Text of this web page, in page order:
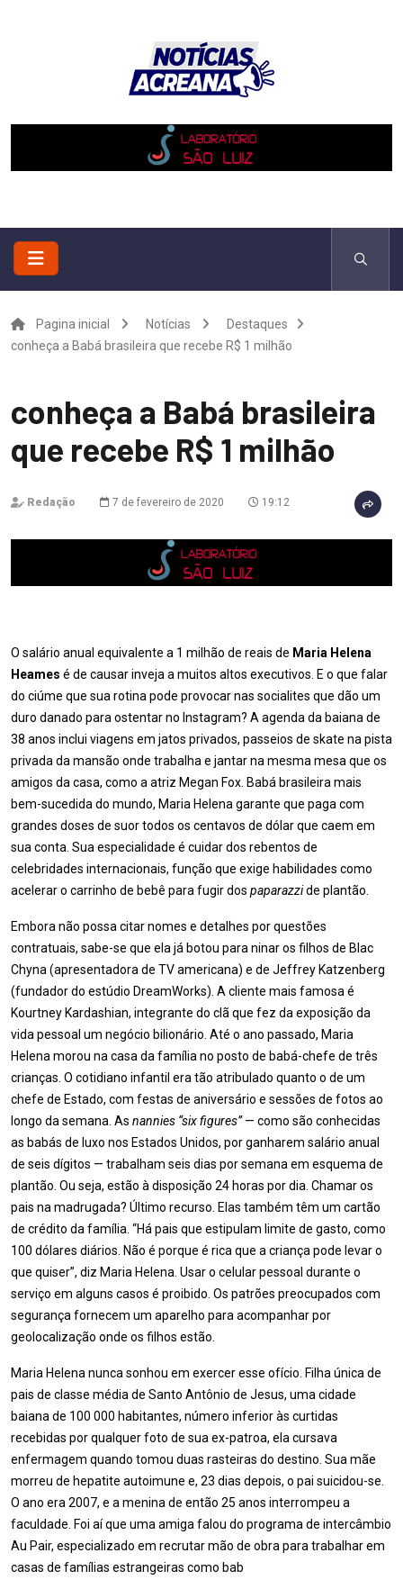
Pagina inicial Notícias
Destaques
conheça a Babá brasileira que recebe R$ 1 milhão
conheça a Babá brasileira
que recebe R$ 1 milhão
Redação 7 de fevereiro de 2020 19:12
O salário anual equivalente a 1 milhão de reais de Maria Helena
Heames é de causar inveja a muitos altos executivos. E o que falar
do ciúme que sua rotina pode provocar nas socialites que dão um
duro danado para ostentar no Instagram? A agenda da baiana de
38 anos inclui viagens em jatos privados, passeios de skate na pista
privada da mansão onde trabalha e jantar na mesma mesa que os
amigos da casa, como a atriz Megan Fox. Babá brasileira mais
bem-sucedida do mundo, Maria Helena garante que paga com
grandes doses de suor todos os centavos de dólar que caem em
sua conta. Sua especialidade é cuidar dos rebentos de
celebridades internacionais, função que exige habilidades como
acelerar o carrinho de bebê para fugir dos paparazzide plantão.
Embora não possa citar nomes e detalhes por questões
contratuais, sabe-­se que ela já botou para ninar os filhos de Blac
Chyna (apresentadora de TV americana) e de Jeffrey Katzenberg
(fundador do estúdio DreamWorks). A cliente mais famosa é
Kourtney Kardashian, integrante do clã que fez da exposição da
vida pessoal um negócio bilionário. Até o ano passado, Maria
Helena morou na casa da família no posto de babá-chefe de três
crianças. O cotidiano infantil era tão atribulado quanto o de um
chefe de Estado, com festas de aniversário e sessões de fotos ao
longo da semana. As nannies “six figures”— como são conhecidas
as babás de luxo nos Estados Unidos, por ganharem salário anual
de seis dígitos — trabalham seis dias por semana em esquema de
plantão. Ou seja, estão à disposição 24 horas por dia. Chamar os
pais na madrugada? Último recurso. Elas também têm um cartão
de crédito da família. “Há pais que estipulam limite de gasto, como
100 dólares diários. Não é porque é rica que a criança pode levar o
que quiser”, diz Maria Helena. Usar o celular pessoal durante o
serviço em alguns casos é proibido. Os patrões preocupados com
segurança fornecem um aparelho para acompanhar por
geolocalização onde os filhos estão.
Maria Helena nunca sonhou em exercer esse ofício. Filha única de
pais de classe média de Santo Antônio de Jesus, uma cidade
baiana de 100 000 habitantes, número inferior às curtidas
recebidas por qualquer foto de sua ex-­patroa, ela cursava
enfermagem quando tomou duas rasteiras do destino. Sua mãe
morreu de hepatite autoimune e, 23 dias depois, o pai suicidou-­se.
O ano era 2007, e a menina de então 25 anos interrompeu a
faculdade. Foi aí que uma amiga falou do programa de intercâmbio
Au Pair, especializado em recrutar mão de obra para trabalhar em
casas de famílias estrangeiras como bab